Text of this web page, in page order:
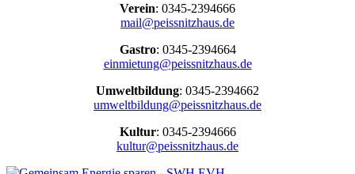
Verein: 0345-2394666
mail@peissnitzhaus.de
Gastro: 0345-2394664
einmietung@peissnitzhaus.de
Umweltbildung: 0345-2394662
umweltbildung@peissnitzhaus.de
Kultur: 0345-2394666
kultur@peissnitzhaus.de